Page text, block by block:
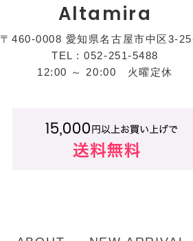
Altamira
〒460-0008 愛知県名古屋市中区3-
TEL : 052-251-5488
12:00 ～ 20:00 火曜定休